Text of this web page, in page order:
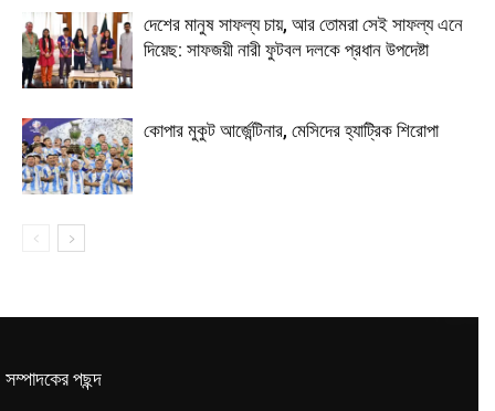
দেশের মানুষ সাফল্য চায়, আর তোমরা সেই সাফল্য এনে
দিয়েছ: সাফজয়ী নারী ফুটবল দলকে প্রধান উপদেষ্টা
কোপার মুকুট আর্জেন্টিনার, মেসিদের হ্যাট্রিক শিরোপা
সম্পাদকের পছন্দ